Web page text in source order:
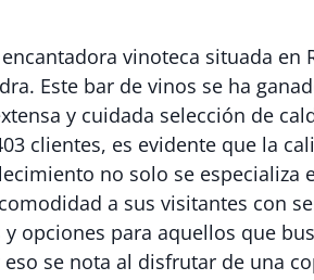
vinoteca situada en
Este bar de vinos se ha
y cuidada selección de
clientes, es evidente que la
no solo se especializa
a sus visitantes con
opciones para aquellos que
se nota al disfrutar de una